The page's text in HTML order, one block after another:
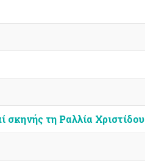
τη Ραλλία Χριστίδου